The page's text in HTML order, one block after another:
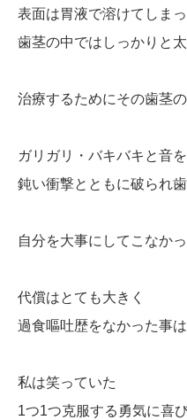
表面は胃液で溶けてしま
歯茎の中ではしっかりと
治療するためにその歯茎
ガリガリ・バキバキと音
鈍い衝撃とともに破られ
自分を大事にしてこなか
代償はとても大きく
過食嘔吐歴をなかった事
私は笑っていた
1つ1つ克服する勇気に喜